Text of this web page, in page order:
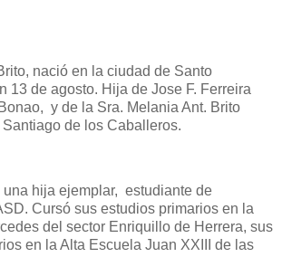
nació en la ciudad de Santo
13 de agosto. Hija de Jose F. Ferreira
y de la Sra. Melania Ant. Brito
de los Caballeros.
una hija ejemplar, estudiante de
Cursó sus estudios primarios en la
del sector Enriquillo de Herrera, sus
en la Alta Escuela Juan XXIII de las